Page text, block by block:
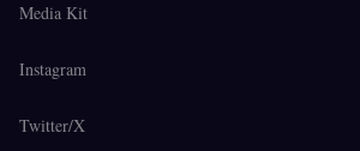
Media Kit
Instagram
Twitter/X